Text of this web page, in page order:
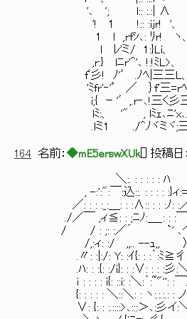
'､ '; l:: :.:| ∧ __,.｡
'! 1 !:: :ijr! '、 .r'"´￣
1 l ,rfｼ､: ﾘr! ヽ、
l ﾚ'ミ/ 1:}Li、 ｀ヽ、
,r:} lﾆr'^'､ !:!ﾐL>、 '､
fﾞ彡! ﾉ'ﾞ .ﾉﾍ|三三L、
'ﾐfr'‐'ﾟ ／ ｝f'三=rﾍヽ
i;{ ｰ 'ﾞ ,.r‐､!三く彡三ミ
lﾐ:、 '" , lﾐｪ､ﾆ'x､三三
.lミ1 ./^ﾉヾミヾ;三':ﾐ三
164 名前： ◆mE5erswXUk[ ] 投稿日：
＼:. : : : : : ﾊ
, -:':":￣:込::. : : : : :}ィ:=‐
／: : : :_:＿: : :∧:: : : :ﾉ: :／
./／￣ ,ィ≦: : ;ﾆﾉ:＿_: : :￣ミ
/ / : ;: :／´ `' ､ヘ
/,:ィ: :/ ,,.. --ｭ,, 〉:ヽ:
.〃: :|:/: Y: :ｲ{: : :｀:ﾐ≧彳: :
.ﾊ: : :{: :/i}: : :∨: : : :彡:＼ : :
ｉ : : : : i{: ::i: :＼:｀:~"'': :￣}:
{: : : : : ＼::＼: : ヽ:.:.:.: : ノ::: :
∨: {: : :.::::>､:::＞､:彡イ:＼